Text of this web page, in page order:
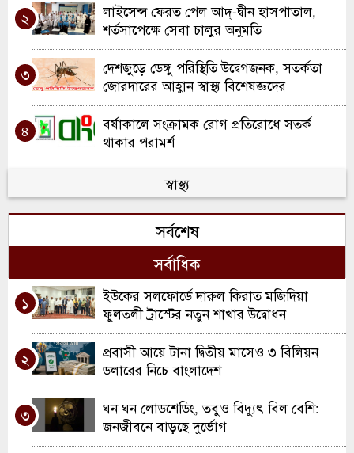
২
লাইসেন্স ফেরত পেল আদ্-দ্বীন হাসপাতাল,
শর্তসাপেক্ষে সেবা চালুর অনুমতি
৩
দেশজুড়ে ডেঙ্গু পরিস্থিতি উদ্বেগজনক, সতর্কতা
জোরদারের আহ্বান স্বাস্থ্য বিশেষজ্ঞদের
৪
বর্ষাকালে সংক্রামক রোগ প্রতিরোধে সতর্ক
থাকার পরামর্শ
আদ-দিন হাসপাতালে ছয় নবজাতকের মৃত্যু:
সন্দেহে কারিগরি ত্রুটি
৬
কুলাউড়ায় ৪৫ হাজার শিশুকে খাওয়ানো হবে
ভিটামিন ‘এ’ প্লাস ক্যাপসুল
স্বাস্থ্য
সর্বশেষ
সর্বাধিক
১
ইউকের সলফোর্ডে দারুল কিরাত মজিদিয়া
ফুলতলী ট্রাস্টের নতুন শাখার উদ্বোধন
২
প্রবাসী আয়ে টানা দ্বিতীয় মাসেও ৩ বিলিয়ন
ডলারের নিচে বাংলাদেশ
৩
ঘন ঘন লোডশেডিং, তবুও বিদ্যুৎ বিল বেশি:
জনজীবনে বাড়ছে দুর্ভোগ